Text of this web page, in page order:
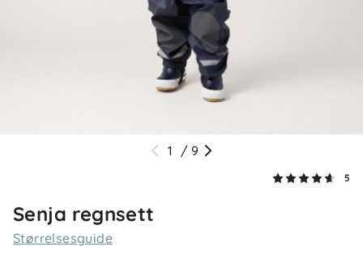
1 / 9
5
Senja regnsett
Størrelsesguide
Anmeldelser (5)